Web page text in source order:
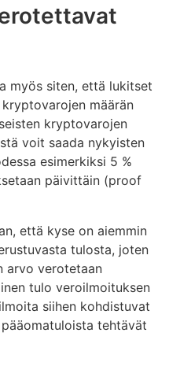
50 % eli 900
vähennyskelpoiseksi
euron
myös siten, että lukitset
määrän
kryptovarojen
voit saada nykyisten
esimerkiksi 5 %
päivittäin (proof
että kyse on aiemmin
tulosta, joten
arvo verotetaan
tulo veroilmoituksen
siihen kohdistuvat
tehtävät